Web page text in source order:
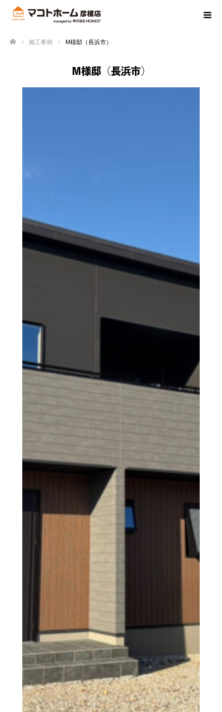
施工事例 M様邸（長浜市）
M様邸（長浜市）